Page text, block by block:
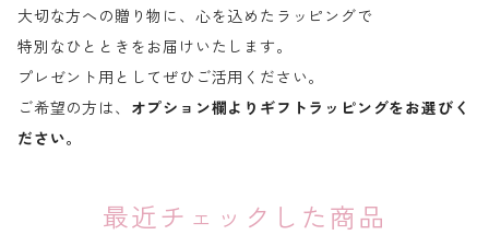
大切な方への贈り物に、心を込めたラッピングで
特別なひとときをお届けいたします。
プレゼント用としてぜひご活用ください。
ご希望の方は、 オプション欄よりギフトラッピングをお選びく
ださい。
最近チェックした商品